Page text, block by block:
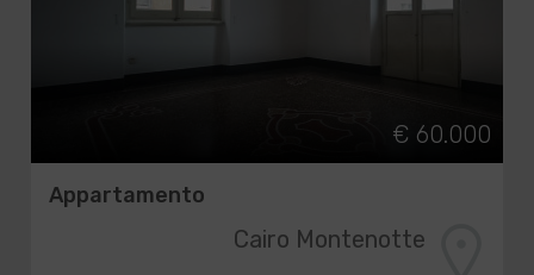
€ 60.000
Appartamento
Cairo Montenotte